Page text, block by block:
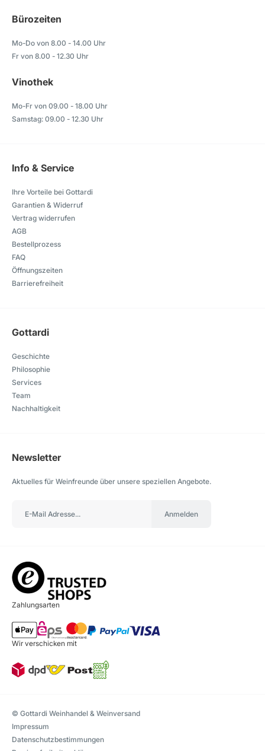
Bürozeiten
Mo-Do von 8.00 - 14.00 Uhr
Fr von 8.00 - 12.30 Uhr
Vinothek
Mo-Fr von 09.00 - 18.00 Uhr
Samstag: 09.00 - 12.30 Uhr
Info & Service
Ihre Vorteile bei Gottardi
Garantien & Widerruf
Vertrag widerrufen
AGB
Bestellprozess
FAQ
Öffnungszeiten
Barrierefreiheit
Gottardi
Geschichte
Philosophie
Services
Team
Nachhaltigkeit
Newsletter
Aktuelles für Weinfreunde über unsere speziellen Angebote.
Anmelden
Zahlungsarten
Wir verschicken mit
© Gottardi Weinhandel & Weinversand
Impressum
Datenschutzbestimmungen